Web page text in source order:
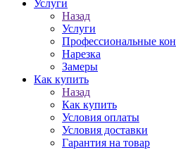
Услуги
Назад
Услуги
Профессиональные
Нарезка
Замеры
Как купить
Назад
Как купить
Условия оплаты
Условия доставки
Гарантия на товар